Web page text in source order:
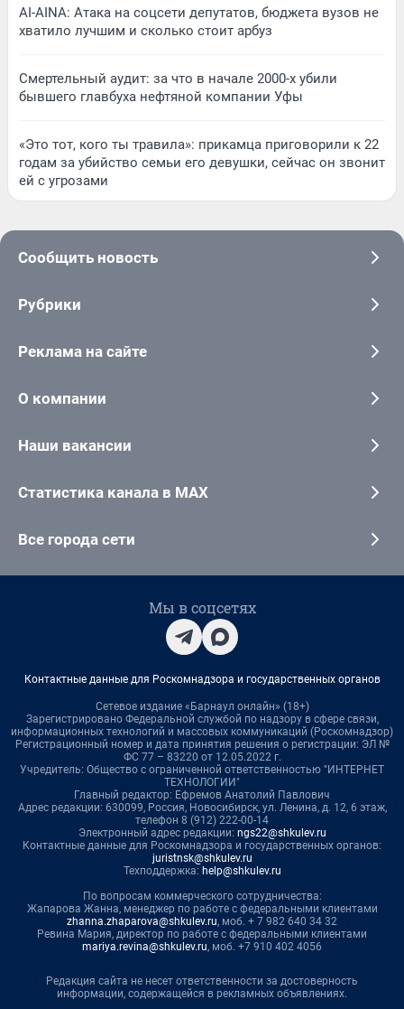
AI-AINA: Атака на соцсети депутатов, бюджета вузов не
хватило лучшим и сколько стоит арбуз
Смертельный аудит: за что в начале 2000-х убили
бывшего главбуха нефтяной компании Уфы
«Это тот, кого ты травила»: прикамца приговорили к 22
годам за убийство семьи его девушки, сейчас он звонит
ей с угрозами
Сообщить новость
Рубрики
Реклама на сайте
О компании
Наши вакансии
Статистика канала в MAX
Все города сети
Мы в соцсетях
Контактные данные для Роскомнадзора и государственных органов
Сетевое издание «Барнаул онлайн» (18+)
Зарегистрировано Федеральной службой по надзору в сфере связи,
информационных технологий и массовых коммуникаций (Роскомнадзор)
Регистрационный номер и дата принятия решения о регистрации: ЭЛ №
ФС 77 – 83220 от 12.05.2022 г.
Учредитель: Общество с ограниченной ответственностью "ИНТЕРНЕТ
ТЕХНОЛОГИИ"
Главный редактор: Ефремов Анатолий Павлович
Адрес редакции: 630099, Россия, Новосибирск, ул. Ленина, д. 12, 6 этаж,
телефон 8 (912) 222-00-14
Электронный адрес редакции: ngs22@shkulev.ru
Контактные данные для Роскомнадзора и государственных органов:
juristnsk@shkulev.ru
Техподдержка: help@shkulev.ru
По вопросам коммерческого сотрудничества:
Жапарова Жанна, менеджер по работе с федеральными клиентами
zhanna.zhaparova@shkulev.ru, моб. + 7 982 640 34 32
Ревина Мария, директор по работе с федеральными клиентами
mariya.revina@shkulev.ru, моб. +7 910 402 4056
Редакция сайта не несет ответственности за достоверность
информации, содержащейся в рекламных объявлениях.